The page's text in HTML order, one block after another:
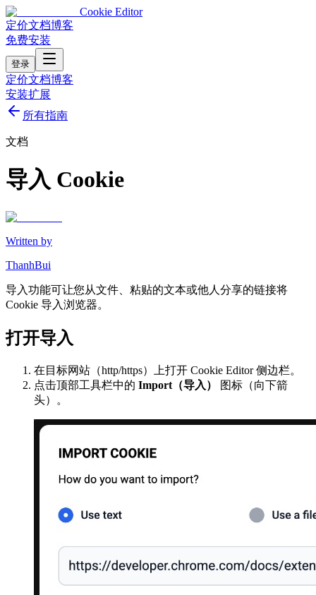
Cookie Editor
定价文档博客
免费安装
登录
定价文档博客
安装扩展
所有指南
文档
导入 Cookie
Written by
ThanhBui
导入功能可让您从文件、粘贴的文本或他人分享的链接将
Cookie 导入浏览器。
打开导入
在目标网站（http/https）上打开 Cookie Editor 侧边栏。
点击顶部工具栏中的 Import（导入）
图标（向下箭
头）。